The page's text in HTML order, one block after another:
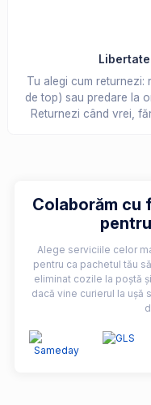
Tu alegi cum returnezi:
de top) sau predare la
Returnezi când vrei,
Colaborăm cu
Alege serviciile celor
pentru ca pachetul tău
eliminat cozile la poștă
dacă vine curierul la ușă